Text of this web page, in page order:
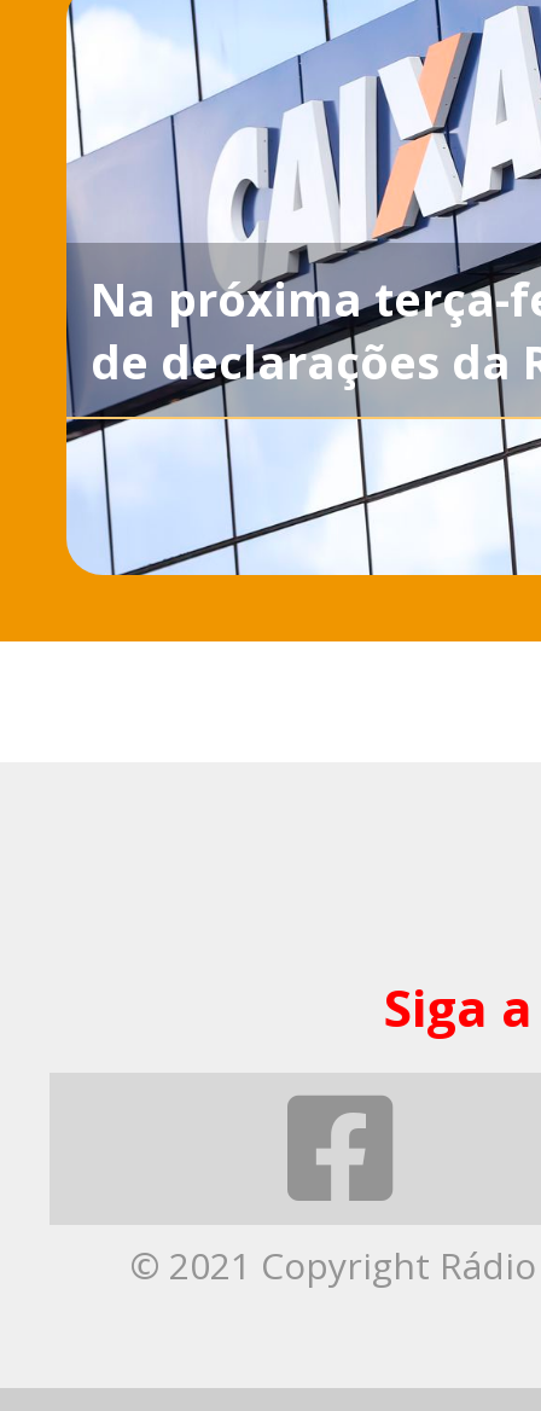
Na próxima terça-
de declarações da
Siga
© 2021 Copyright